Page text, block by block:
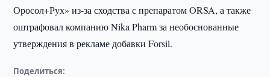
Оросол+Рух» из-за сходства с препаратом ORSA, а также
оштрафовал компанию Nika Pharm за необоснованные
утверждения в рекламе добавки Forsil.
Поделиться: